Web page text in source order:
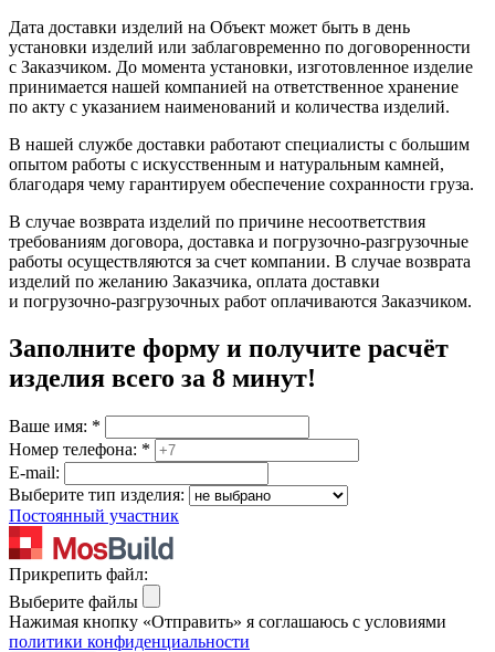
Дата доставки изделий на Объект может быть в день
установки изделий или заблаговременно по договоренности
с Заказчиком. До момента установки, изготовленное изделие
принимается нашей компанией на ответственное хранение
по акту с указанием наименований и количества изделий.
В нашей службе доставки работают специалисты с большим
опытом работы с искусственным и натуральным камней,
благодаря чему гарантируем обеспечение сохранности груза.
В случае возврата изделий по причине несоответствия
требованиям договора, доставка и погрузочно-разгрузочные
работы осуществляются за счет компании. В случае возврата
изделий по желанию Заказчика, оплата доставки
и погрузочно-разгрузочных работ оплачиваются Заказчиком.
Заполните форму и получите расчёт
изделия всего за 8 минут!
Ваше имя: *
Номер телефона: *
E-mail:
Выберите тип изделия:
Постоянный участник
Прикрепить файл:
Выберите файлы
Нажимая кнопку «Отправить» я соглашаюсь с условиями
политики конфиденциальности